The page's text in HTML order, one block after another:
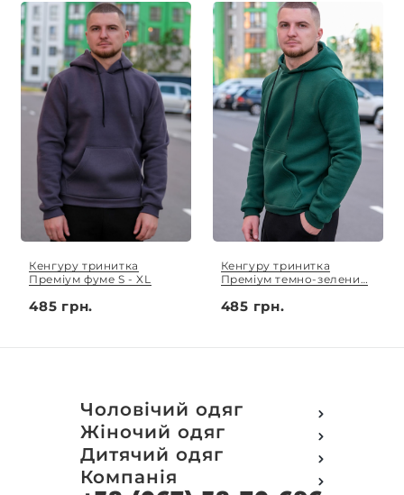
Кенгуру тринитка
Преміум фуме S - XL
485 грн.
Кенгуру тринитка
Преміум темно-зелений
485 грн.
Чоловічий одяг
Футболки
Футболки Polo
Кофти
Світшот
Жіночий одяг
Футболки
Поло
Кофти
Дитячий одяг
Футболки
Кофти
Компанія